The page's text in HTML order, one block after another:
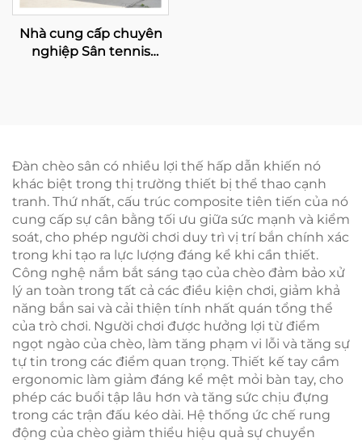
Nhà cung cấp chuyên
nghiệp Sân tennis
Đàn chèo sân có nhiều lợi thế hấp dẫn khiến nó
khác biệt trong thị trường thiết bị thể thao cạnh
tranh. Thứ nhất, cấu trúc composite tiên tiến của nó
cung cấp sự cân bằng tối ưu giữa sức mạnh và kiểm
soát, cho phép người chơi duy trì vị trí bắn chính xác
trong khi tạo ra lực lượng đáng kể khi cần thiết.
Công nghệ nắm bắt sáng tạo của chèo đảm bảo xử
lý an toàn trong tất cả các điều kiện chơi, giảm khả
năng bắn sai và cải thiện tính nhất quán tổng thể
của trò chơi. Người chơi được hưởng lợi từ điểm
ngọt ngào của chèo, làm tăng phạm vi lỗi và tăng sự
tự tin trong các điểm quan trọng. Thiết kế tay cầm
ergonomic làm giảm đáng kể mệt mỏi bàn tay, cho
phép các buổi tập lâu hơn và tăng sức chịu đựng
trong các trận đấu kéo dài. Hệ thống ức chế rung
động của chèo giảm thiểu hiệu quả sự chuyển